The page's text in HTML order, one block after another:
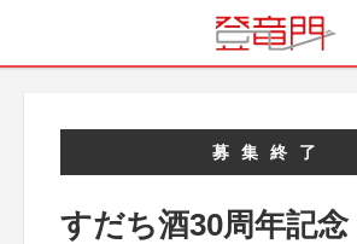
募集終了
すだち酒30周年記